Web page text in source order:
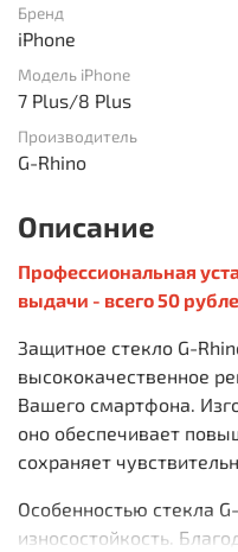
Бренд
iPhone
Модель iPhone
7 Plus/8 Plus
Производитель
G-Rhino
Описание
Профессиональная
выдачи - всего 50
Защитное стекло G-
высококачественное
Вашего смартфона.
оно обеспечивает
сохраняет
Особенностью стекла
износостойкость.